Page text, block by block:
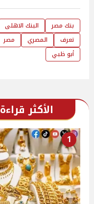
بنك مصر البنك الاهلى
تعرف
المصري مصر
أبو ظبي
الأكثر قراءة
1